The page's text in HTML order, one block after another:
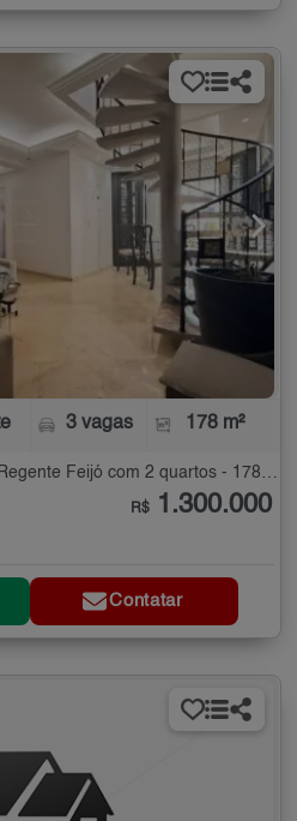
3 vagas 178 m²
Cobertura à Venda na Vila Regente Feijó com 2 quartos - 178 m²
R$ 1.300.000
Contatar